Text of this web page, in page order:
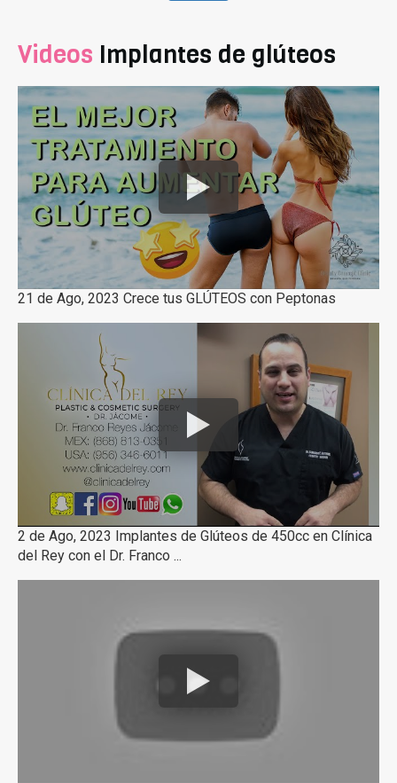
Videos Implantes de glúteos
21 de Ago, 2023 Crece tus GLÚTEOS con Peptonas
2 de Ago, 2023 Implantes de Glúteos de 450cc en Clínica
del Rey con el Dr. Franco ...